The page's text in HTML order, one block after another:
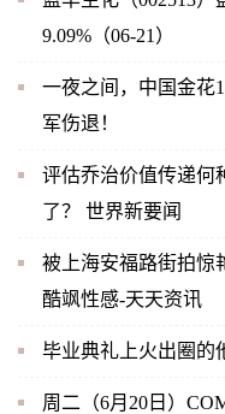
9.09%（06-21）
一夜之间，中国金花
军伤退！
评估乔治价值传递何
了？ 世界新要闻
被上海安福路街拍惊
酷飒性感-天天资讯
毕业典礼上火出圈的
周二（6月20日）